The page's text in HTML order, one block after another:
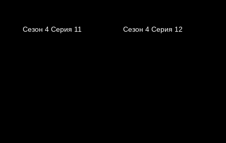
Сезон 4 Серия 11 Сезон 4 Серия 12